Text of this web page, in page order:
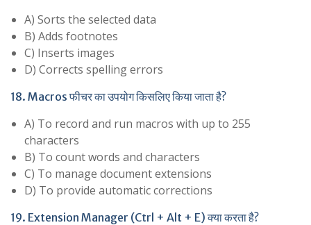
A) Sorts the selected data
B) Adds footnotes
C) Inserts images
D) Corrects spelling errors
18. Macros फीचर का उपयोग किसलिए किया जाता है?
A) To record and run macros with up to 255
characters
B) To count words and characters
C) To manage document extensions
D) To provide automatic corrections
19. Extension Manager (Ctrl + Alt + E) क्या करता है?